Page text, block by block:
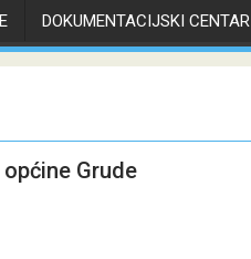
DOKUMENTACIJSKI CENTAR
Grude